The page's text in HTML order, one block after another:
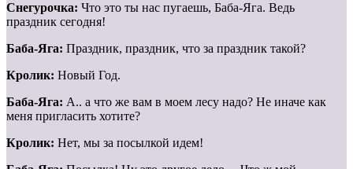
Снегурочка: Что это ты нас пугаешь, Баба-Яга. Ведь
праздник сегодня!
Баба-Яга: Праздник, праздник, что за праздник такой?
Кролик: Новый Год.
Баба-Яга: А.. а что же вам в моем лесу надо? Не иначе как
меня пригласить хотите?
Кролик: Нет, мы за посылкой идем!